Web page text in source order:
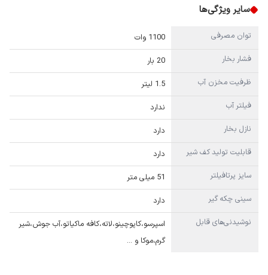
سایر ویژگی‌ها
توان مصرفی
1100 وات
فشار بخار
20 بار
ظرفیت مخزن آب
1.5 لیتر
فیلتر آب
ندارد
نازل بخار
دارد
قابلیت تولید کف شیر
دارد
سایز پرتافیلتر
51 میلی متر
سینی چکه گیر
دارد
نوشیدنی‌های قابل
اسپرسو،کاپوچینو،لاته،کافه ماکیاتو،آب جوش،شیر
گرم،موکا و …